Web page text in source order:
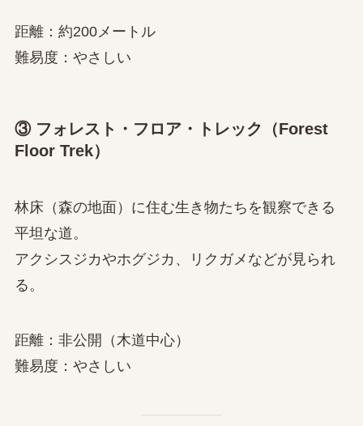
距離：約200メートル
難易度：やさしい
③ フォレスト・フロア・トレック（Forest
Floor Trek）
林床（森の地面）に住む生き物たちを観察できる
平坦な道。
アクシスジカやホグジカ、リクガメなどが見られ
る。
距離：非公開（木道中心）
難易度：やさしい